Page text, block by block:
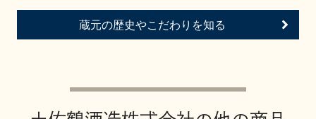
お問い合わせ
蔵元の歴史やこだわりを知る